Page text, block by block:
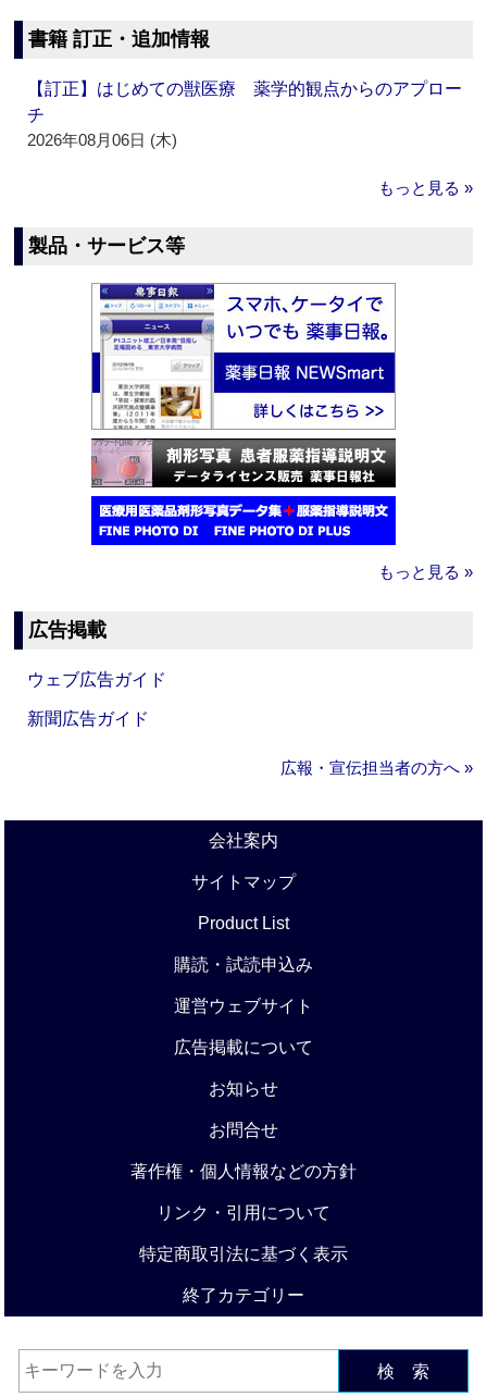
書籍 訂正・追加情報
【訂正】はじめての獣医療 薬学的観点からのアプロー
チ
2026年08月06日 (木)
もっと見る »
製品・サービス等
もっと見る »
広告掲載
ウェブ広告ガイド
新聞広告ガイド
広報・宣伝担当者の方へ »
会社案内
サイトマップ
Product List
購読・試読申込み
運営ウェブサイト
広告掲載について
お知らせ
お問合せ
著作権・個人情報などの方針
リンク・引用について
特定商取引法に基づく表示
終了カテゴリー
検 索